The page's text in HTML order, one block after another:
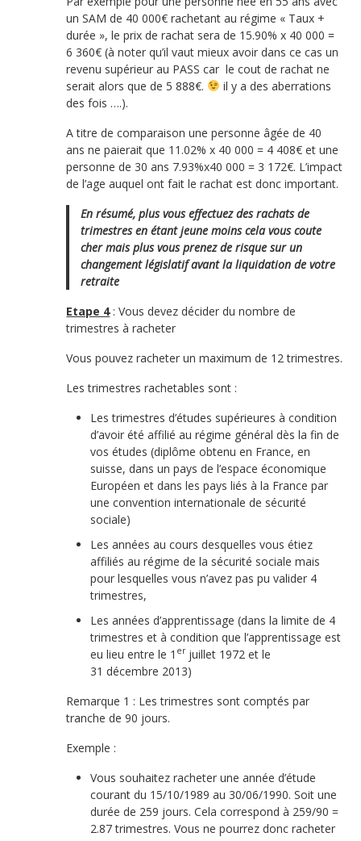
un SAM de 40 000€ rachetant au régime « Taux +
durée », le prix de rachat sera de 15.90% x 40 000 =
6 360€ (à noter qu’il vaut mieux avoir dans ce cas un
revenu supérieur au PASS car le cout de rachat ne
serait alors que de 5 888€.
il y a des aberrations
des fois ….).
A titre de comparaison une personne âgée de 40
ans ne paierait que 11.02% x 40 000 = 4 408€ et une
personne de 30 ans 7.93%x40 000 = 3 172€. L’impact
de l’age auquel ont fait le rachat est donc important.
En résumé, plus vous effectuez des rachats de
trimestres en étant jeune moins cela vous coute
cher mais plus vous prenez de risque sur un
changement législatif avant la liquidation de votre
retraite
Etape 4: Vous devez décider du nombre de
trimestres à racheter
Vous pouvez racheter un maximum de 12 trimestres.
Les trimestres rachetables sont :
Les trimestres d’études supérieures à condition
d’avoir été affilié au régime général dès la fin de
vos études (diplôme obtenu en France, en
suisse, dans un pays de l’espace économique
Européen et dans les pays liés à la France par
une convention internationale de sécurité
sociale)
Les années au cours desquelles vous étiez
affiliés au régime de la sécurité sociale mais
pour lesquelles vous n’avez pas pu valider 4
trimestres,
Les années d’apprentissage (dans la limite de 4
trimestres et à condition que l’apprentissage est
eu lieu entre le 1 erjuillet 1972 et le
31 décembre 2013)
Remarque 1 : Les trimestres sont comptés par
tranche de 90 jours.
Exemple :
Vous souhaitez racheter une année d’étude
courant du 15/10/1989 au 30/06/1990. Soit une
durée de 259 jours. Cela correspond à 259/90 =
2.87 trimestres. Vous ne pourrez donc racheter